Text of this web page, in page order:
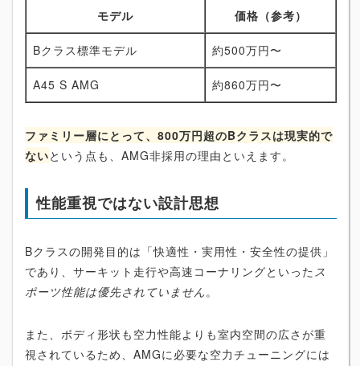
モデル 価格（参考）
Bクラス標準モデル 約500万円〜
A45 S AMG 約860万円〜
ファミリー層にとって、800万円超のBクラスは現実的で
ないという点も、AMG非採用の理由といえます。
性能重視ではない設計思想
Bクラスの開発目的は「快適性・実用性・安全性の提供」
であり、サーキット走行や高速コーナリングといった ス
ポーツ性能は優先されていません 。
また、ボディ形状も空力性能よりも室内空間の広さが重
視されているため、AMGに必要な空力チューニングには